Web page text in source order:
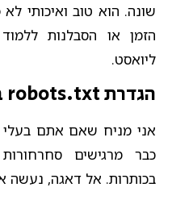
שונה. הוא טוב ואיכותי
הזמן או הסבלנות
ליואסט.
הגדרת robots.txt ב-Yoast seo
אני מניח שאם אתם
כבר מרגישים
בכותרות. אל דאגה, נעשה